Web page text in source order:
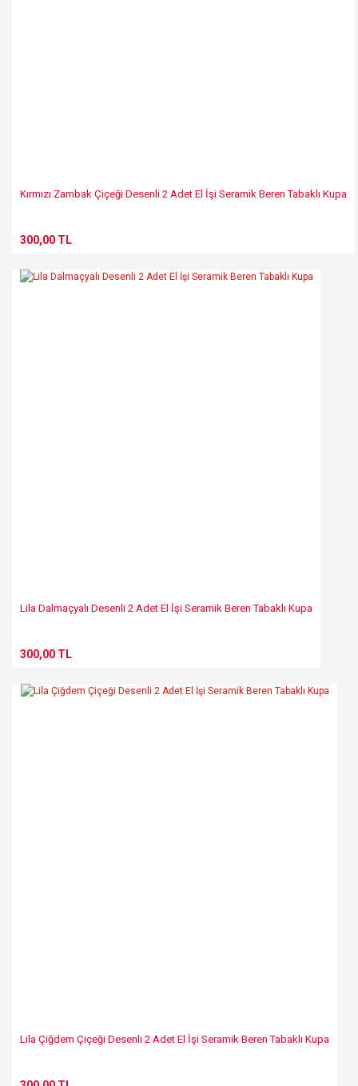
Kırmızı Zambak Çiçeği Desenli 2 Adet El İşi Seramik Beren Tabaklı Kupa
300,00 TL
Lila Dalmaçyalı Desenli 2 Adet El İşi Seramik Beren Tabaklı Kupa
300,00 TL
Lila Çiğdem Çiçeği Desenli 2 Adet El İşi Seramik Beren Tabaklı Kupa